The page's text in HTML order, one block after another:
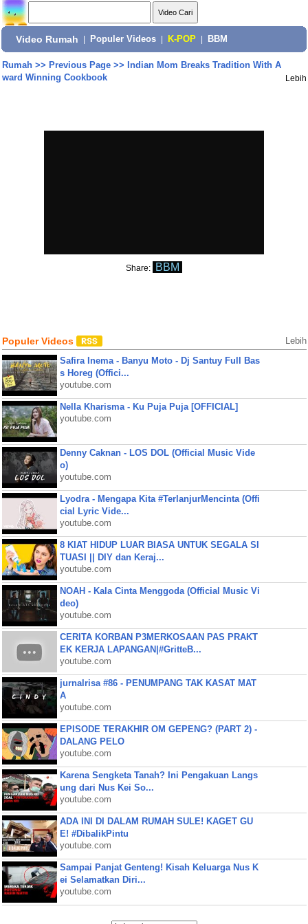
Video Rumah Populer Videos K-POP BBM
Rumah>> Previous Page>> Indian Mom Breaks Tradition With A
ward Winning Cookbook
Lebih
Share: BBM
Populer Videos Lebih
Safira Inema - Banyu Moto - Dj Santuy Full Bas
s Horeg (Offici...
youtube.com
Nella Kharisma - Ku Puja Puja [OFFICIAL]
youtube.com
Denny Caknan - LOS DOL (Official Music Vide
o)
youtube.com
Lyodra - Mengapa Kita #TerlanjurMencinta (Offi
cial Lyric Vide...
youtube.com
8 KIAT HIDUP LUAR BIASA UNTUK SEGALA SI
TUASI || DIY dan Keraj...
youtube.com
NOAH - Kala Cinta Menggoda (Official Music Vi
deo)
youtube.com
CERITA KORBAN P3MERKOSAAN PAS PRAKT
EK KERJA LAPANGAN|#GritteB...
youtube.com
jurnalrisa #86 - PENUMPANG TAK KASAT MAT
A
youtube.com
EPISODE TERAKHIR OM GEPENG? (PART 2) -
DALANG PELO
youtube.com
Karena Sengketa Tanah? Ini Pengakuan Langs
ung dari Nus Kei So...
youtube.com
ADA INI DI DALAM RUMAH SULE! KAGET GU
E! #DibalikPintu
youtube.com
Sampai Panjat Genteng! Kisah Keluarga Nus K
ei Selamatkan Diri...
youtube.com